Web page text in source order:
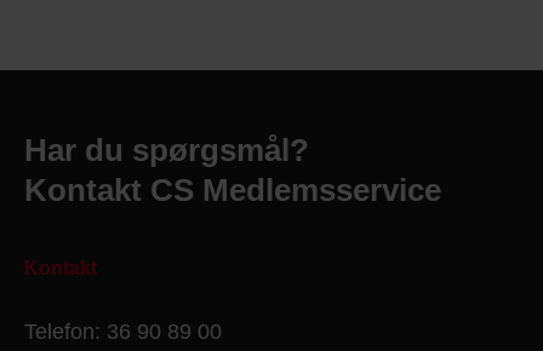
Har du spørgsmål?
Kontakt CS Medlemsservice
Kontakt
Telefon: 36 90 89 00